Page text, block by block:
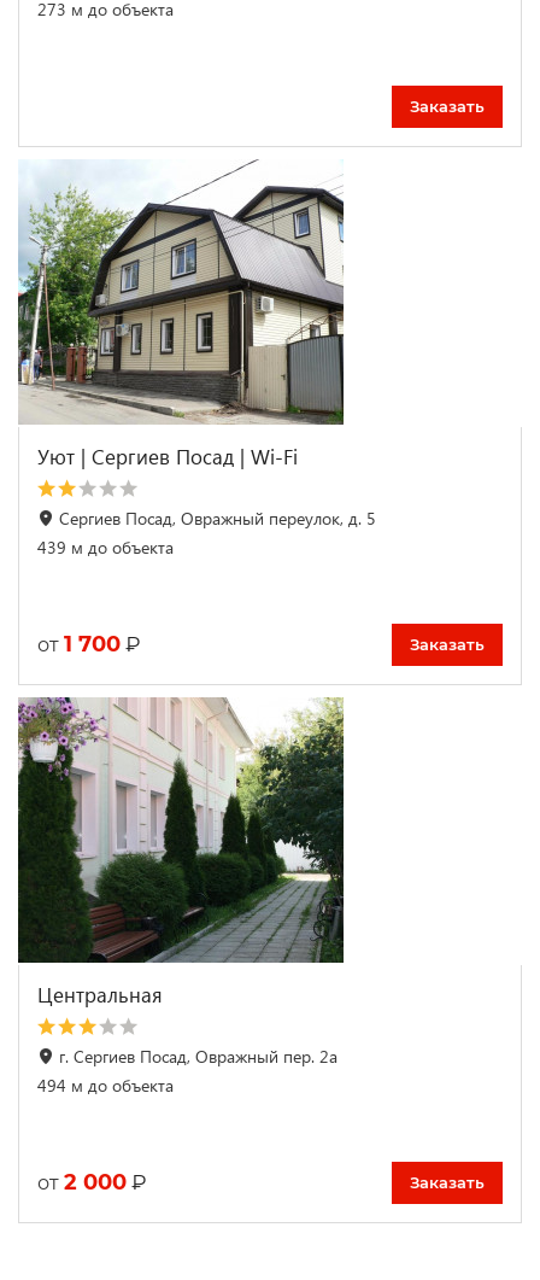
273 м до объекта
Заказать
Уют | Сергиев Посад | Wi-Fi
Сергиев Посад, Овражный переулок, д. 5
439 м до объекта
от 1 700 ₽ Заказать
Центральная
г. Сергиев Посад, Овражный пер. 2а
494 м до объекта
от 2 000 ₽ Заказать